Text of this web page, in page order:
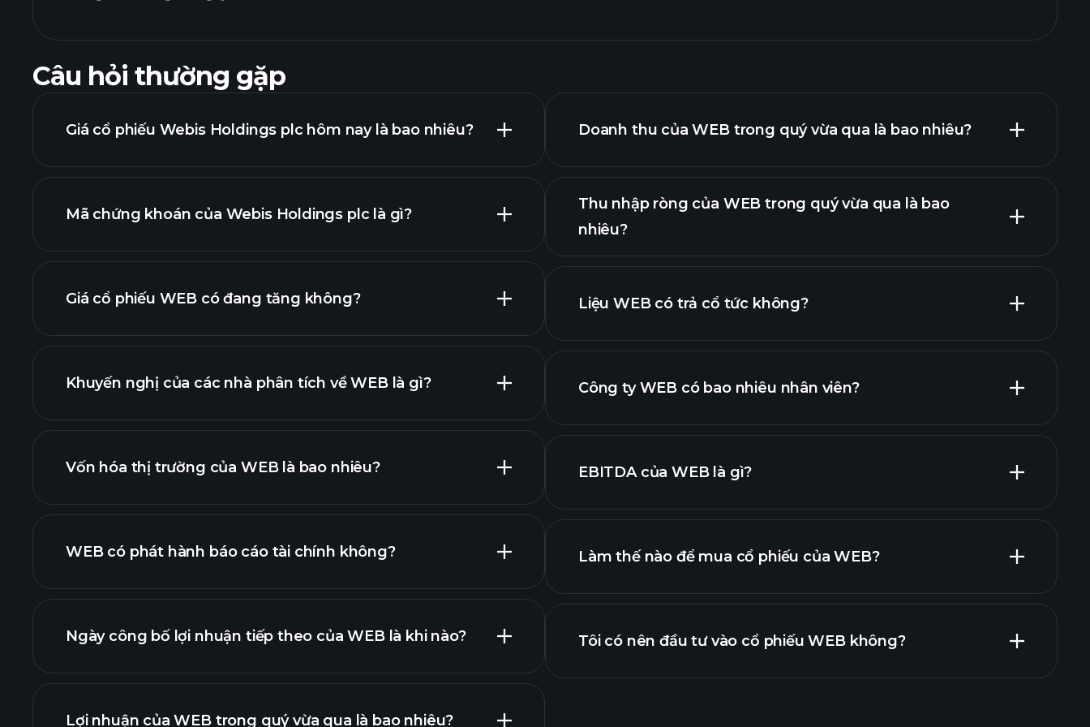
Câu hỏi thường gặp
Giá cổ phiếu Webis Holdings plc hôm nay là bao nhiêu?
cao
Mã chứng khoán của Webis Holdings plc là gì?
Giá cổ phiếu WEB có đang tăng không?
Khuyến nghị của các nhà phân tích về WEB là gì?
Vốn hóa thị trường của WEB là bao nhiêu?
danh sách cổ phiếu của chúng tôi
WEB có phát hành báo cáo tài chính không?
tài chính của WEB
Ngày công bố lợi nhuận tiếp theo của WEB là khi nào?
Lịch công bố lợi nhuận
Lợi nhuận của WEB trong quý vừa qua là bao nhiêu?
Doanh thu của WEB trong quý vừa qua là bao nhiêu?
Thu nhập ròng của WEB trong quý vừa qua là bao
nhiêu?
Liệu WEB có trả cổ tức không?
cổ phiếu trả cổ tức cao
Công ty WEB có bao nhiêu nhân viên?
EBITDA của WEB là gì?
báo cáo tài chính
Làm thế nào để mua cổ phiếu của WEB?
Tôi có nên đầu tư vào cổ phiếu WEB không?